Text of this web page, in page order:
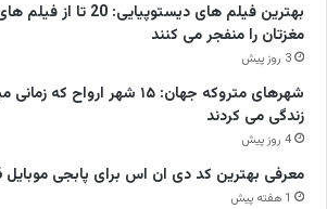
بهترین فیلم های
مغزتان را منفجر می کنند
3 روز پیش
شهرهای متروکه جهان: ۱۵ شهر
زندگی می کردند
4 روز پیش
معرفی بهترین کد دی ان اس برای پابجی موبایل 2026
1 هفته پیش